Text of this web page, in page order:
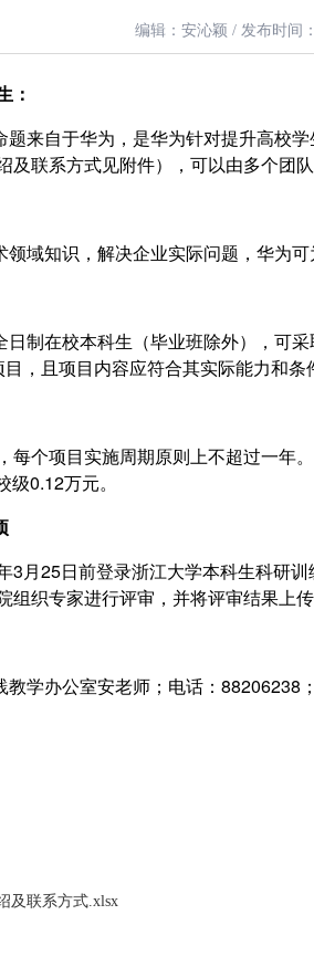
编辑：安沁颖 / 发布时间
：
来自于华为，是华为针对提升高校学
及联系方式见附件），可以由多个团
域知识，解决企业实际问题，华为
制在校本科生（毕业班除外），可
，且项目内容应符合其实际能力和
个项目实施周期原则上不超过一年
0.12万元。
3月25日前登录浙江大学本科生科研
组织专家进行评审 ， 并将评审结果上
教学办公室安老师；电话：
及联系方式.xlsx